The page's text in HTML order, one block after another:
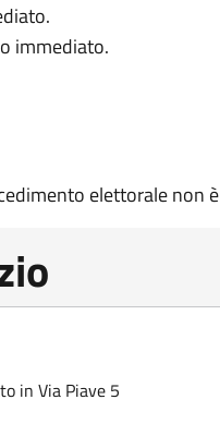
immediato.
elettorale non
in Via Piave 5